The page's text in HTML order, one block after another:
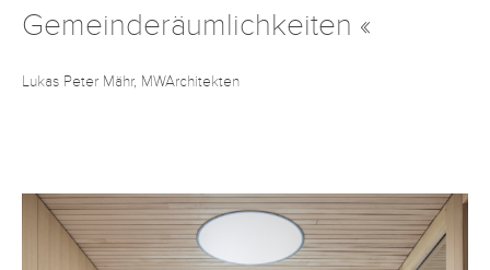
Gemeinderäumlichkeiten «
Lukas Peter Mähr, MWArchitekten